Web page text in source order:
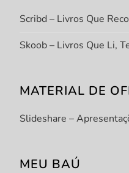
Scribd – Livros Que
Skoob – Livros Que Li,
MATERIAL DE
Slideshare –
MEU BAÚ